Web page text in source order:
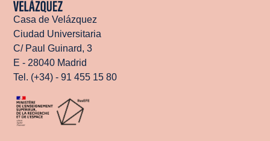
Casa de Velázquez
Ciudad Universitaria
C/ Paul Guinard, 3
E - 28040 Madrid
Tel. (+34) - 91 455 15 80